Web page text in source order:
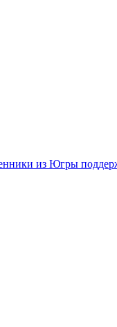
из Югры